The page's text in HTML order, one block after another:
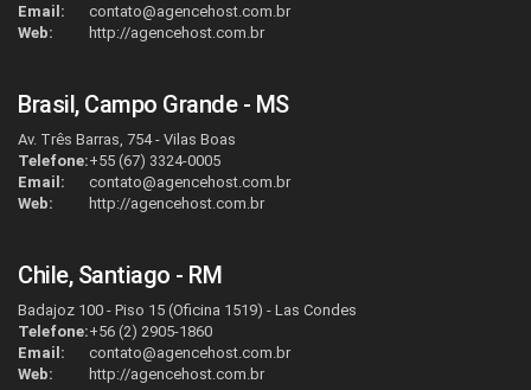
Email:
contato@agencehost.com.br
Web:
http://agencehost.com.br
Brasil, Campo Grande - MS
Av. Três Barras, 754 - Vilas Boas
Telefone:+55 (67) 3324-0005
Email:
contato@agencehost.com.br
Web:
http://agencehost.com.br
Chile, Santiago - RM
Badajoz 100 - Piso 15 (Oficina 1519) - Las Condes
Telefone:+56 (2) 2905-1860
Email:
contato@agencehost.com.br
Web:
http://agencehost.com.br